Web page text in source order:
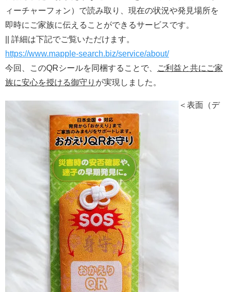
ィーチャーフォン）で読み取り、現在の状況や発見場所を
即時にご家族に伝えることができるサービスです。
|| 詳細は下記でご覧いただけます。
https://www.mapple-search.biz/service/about/
今回、このQRシールを同梱することで、
ご利益と共にご家
族に安心を授ける御守り が実現しました。
＜表面（デ